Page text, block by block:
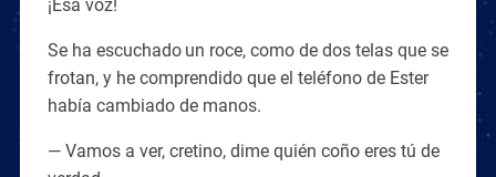
¡Esa voz!
Se ha escuchado un roce, como de dos telas que se
frotan, y he comprendido que el teléfono de Ester
había cambiado de manos.
— Vamos a ver, cretino, dime quién coño eres tú de